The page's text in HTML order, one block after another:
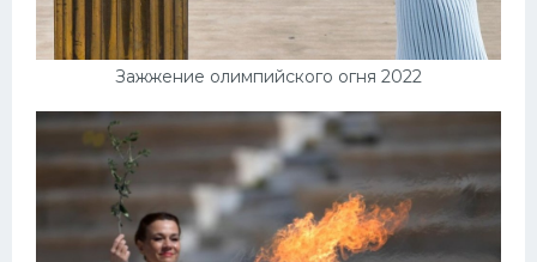
Зажжение олимпийского огня 2022